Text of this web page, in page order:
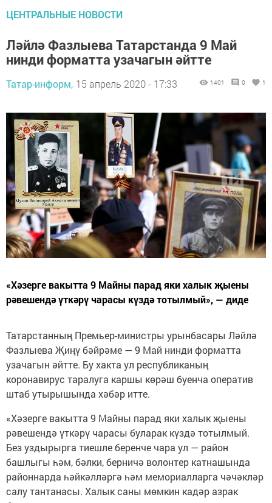
ЦЕНТРАЛЬНЫЕ НОВОСТИ
Ләйлә Фазлыева Татарстанда 9 Май
нинди форматта узачагын әйтте
Татар-информ, 15 апрель 2020 - 17:33 1401 0 1
«Хәзерге вакытта 9 Майны парад яки халык җыены
рәвешендә үткәрү чарасы күздә тотылмый», — диде
Татарстанның Премьер-министры урынбасары Ләйлә
Фазлыева Җиңү бәйрәме — 9 Май нинди форматта
узачагын әйтте. Бу хакта ул республиканың
коронавирус таралуга каршы көрәш буенча оператив
штаб утырышында хәбәр итте.
«Хәзерге вакытта 9 Майны парад яки халык җыены
рәвешендә үткәрү чарасы буларак күздә тотылмый.
Без уздырырга тиешле беренче чара ул — район
башлыгы һәм, бәлки, берничә волонтер катнашында
районнарда һәйкәлләргә һәм мемориалларга чәчәкләр
салу тантанасы. Халык саны мөмкин кадәр азрак